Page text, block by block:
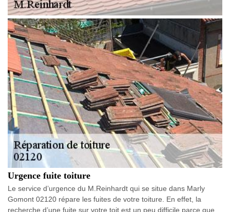
Urgence fuite toiture
Le service d’urgence du M.Reinhardt qui se situe dans Marly
Gomont 02120 répare les fuites de votre toiture. En effet, la
recherche d’une fuite sur votre toit est un peu difficile parce que